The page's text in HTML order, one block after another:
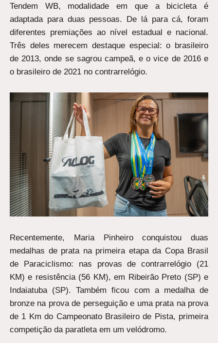
Tendem WB, modalidade em que a bicicleta é
adaptada para duas pessoas. De lá para cá, foram
diferentes premiações ao nível estadual e nacional.
Três deles merecem destaque especial: o brasileiro
de 2013, onde se sagrou campeã, e o vice de 2016 e
o brasileiro de 2021 no contrarrelógio.
Recentemente, Maria Pinheiro conquistou duas
medalhas de prata na primeira etapa da Copa Brasil
de Paraciclismo: nas provas de contrarrelógio (21
KM) e resistência (56 KM), em Ribeirão Preto (SP) e
Indaiatuba (SP). Também ficou com a medalha de
bronze na prova de perseguição e uma prata na prova
de 1 Km do Campeonato Brasileiro de Pista, primeira
competição da paratleta em um velódromo.